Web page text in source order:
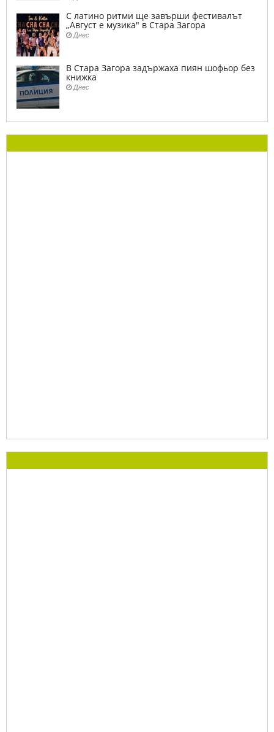
С латино ритми ще завърши фестивалът
„Август е музика" в Стара Загора
Днес
В Стара Загора задържаха пиян шофьор без
книжка
Днес